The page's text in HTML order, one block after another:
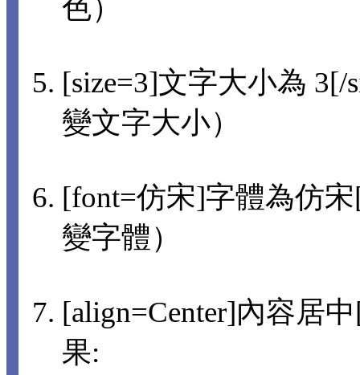
色）
[size=3]文字大小為
變文字大小）
[font=仿宋]字體為仿
變字體）
[align=Center]內容居
果: